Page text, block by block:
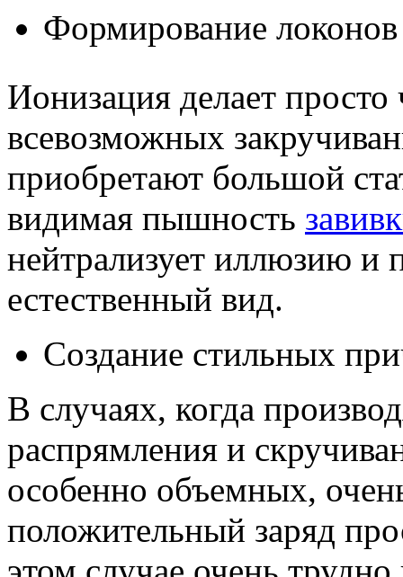
Формирование локонов
Ионизация делает
всевозможных
приобретают большой
видимая пышность
нейтрализует иллюзию и
естественный вид.
Создание стильных
В случаях, когда
распрямления и
особенно объемных,
положительный заряд